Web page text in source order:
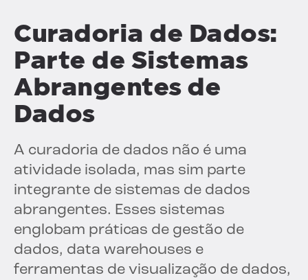
Curadoria de Dados:
Parte de Sistemas
Abrangentes de
Dados
A curadoria de dados não é uma
atividade isolada, mas sim parte
integrante de sistemas de dados
abrangentes. Esses sistemas
englobam práticas de gestão de
dados, data warehouses e
ferramentas de visualização de dados,